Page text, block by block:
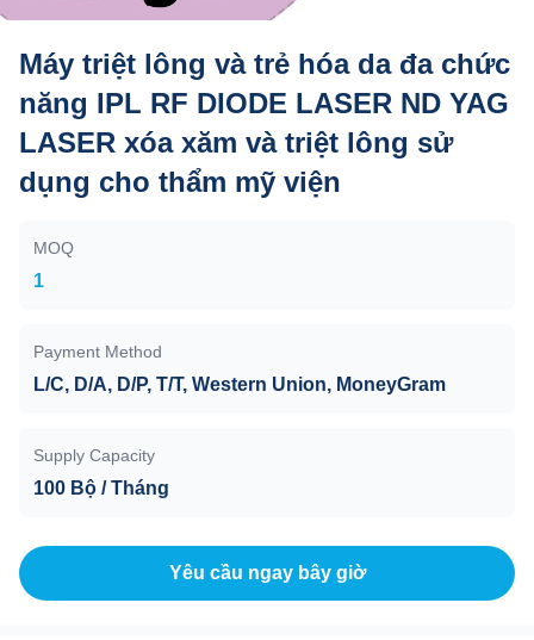
Máy triệt lông và trẻ hóa da đa chức
năng IPL RF DIODE LASER ND YAG
LASER xóa xăm và triệt lông sử
dụng cho thẩm mỹ viện
MOQ
1
Payment Method
L/C, D/A, D/P, T/T, Western Union, MoneyGram
Supply Capacity
100 Bộ / Tháng
Yêu cầu ngay bây giờ